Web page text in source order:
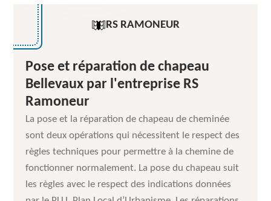
RS RAMONEUR
Pose et réparation de chapeau
Bellevaux par l'entreprise RS
Ramoneur
La pose et la réparation de chapeau de cheminée
sont deux opérations qui nécessitent le respect des
règles techniques pour permettre à la chemine de
fonctionner normalement. La pose du chapeau suit
les règles avec le respect des indications données